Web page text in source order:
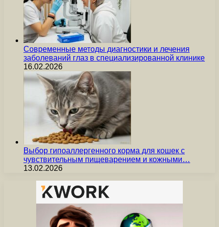
Современные методы диагностики и лечения
заболеваний глаз в специализированной клинике
16.02.2026
Выбор гипоаллергенного корма для кошек с
чувствительным пищеварением и кожными…
13.02.2026